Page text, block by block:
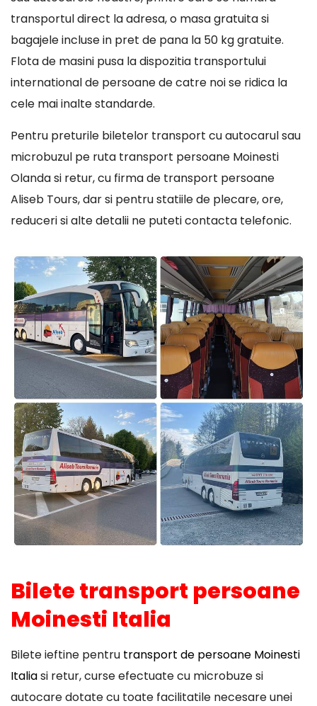
transportul direct la adresa, o masa gratuita si
bagajele incluse in pret de pana la 50 kg gratuite.
Flota de masini pusa la dispozitia transportului
international de persoane de catre noi se ridica la
cele mai inalte standarde.
Pentru preturile biletelor transport cu autocarul sau
microbuzul pe ruta transport persoane Moinesti
Olanda si retur, cu firma de transport persoane
Aliseb Tours, dar si pentru statiile de plecare, ore,
reduceri si alte detalii ne puteti contacta telefonic.
Bilete transport persoane
Moinesti Italia
Bilete ieftine pentru transport de persoane Moinesti
Italiasi retur, curse efectuate cu microbuze si
autocare dotate cu toate facilitatile necesare unei